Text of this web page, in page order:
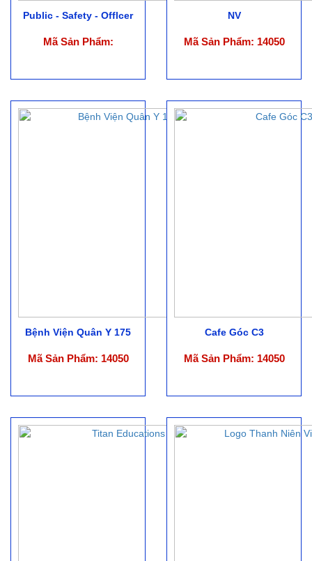
Public - Safety - Offlcer
Mã Sản Phẩm:
NV
Mã Sản Phẩm: 14050
Bệnh Viện Quân Y 175
Mã Sản Phẩm: 14050
Cafe Góc C3
Mã Sản Phẩm: 14050